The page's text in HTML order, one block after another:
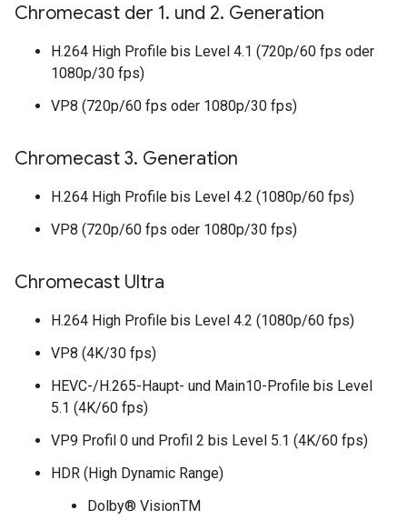
Chromecast der 1. und 2. Generation
H.264 High Profile bis Level 4.1 (720p/60 fps oder
1080p/30 fps)
VP8 (720p/60 fps oder 1080p/30 fps)
Chromecast 3. Generation
H.264 High Profile bis Level 4.2 (1080p/60 fps)
VP8 (720p/60 fps oder 1080p/30 fps)
Chromecast Ultra
H.264 High Profile bis Level 4.2 (1080p/60 fps)
VP8 (4K/30 fps)
HEVC-/H.265-Haupt- und Main10-Profile bis Level
5.1 (4K/60 fps)
VP9 Profil 0 und Profil 2 bis Level 5.1 (4K/60 fps)
HDR (High Dynamic Range)
Dolby® VisionTM